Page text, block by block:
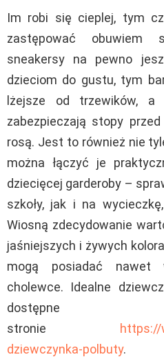
Im robi się cieplej, tym
zastępować obuwiem
sneakersy na pewno
dzieciom do gustu, tym
lżejsze od trzewików, a
zabezpieczają stopy
rosą. Jest to również nie
można łączyć je
dziecięcej garderoby –
szkoły, jak i na
Wiosną zdecydowanie
jaśniejszych i żywych
mogą posiadać nawet
cholewce. Idealne
stronie https://
dziewczynka-polbuty.